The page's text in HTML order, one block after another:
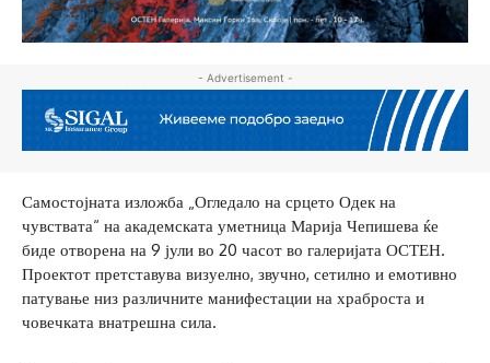
- Advertisement -
Самостојната изложба „Огледало на срцето Одек на
чувствата“ на академската уметница Марија Чепишева ќе
биде отворена на 9 јули во 20 часот во галеријата ОСТЕН.
Проектот претставува визуелно, звучно, сетилно и емотивно
патување низ различните манифестации на храброста и
човечката внатрешна сила.